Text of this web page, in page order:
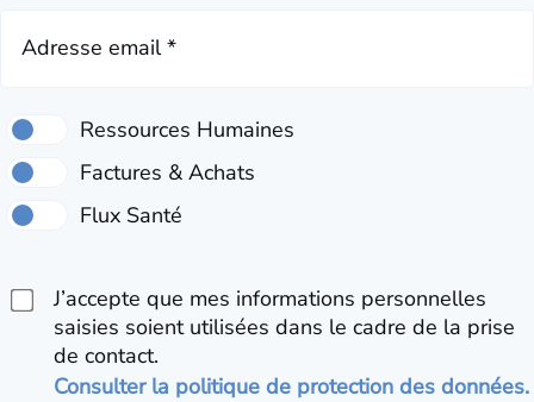
Adresse email *
J’accepte que mes informations personnelles
saisies soient utilisées dans le cadre de la prise
de contact.
Consulter la politique de protection des données.